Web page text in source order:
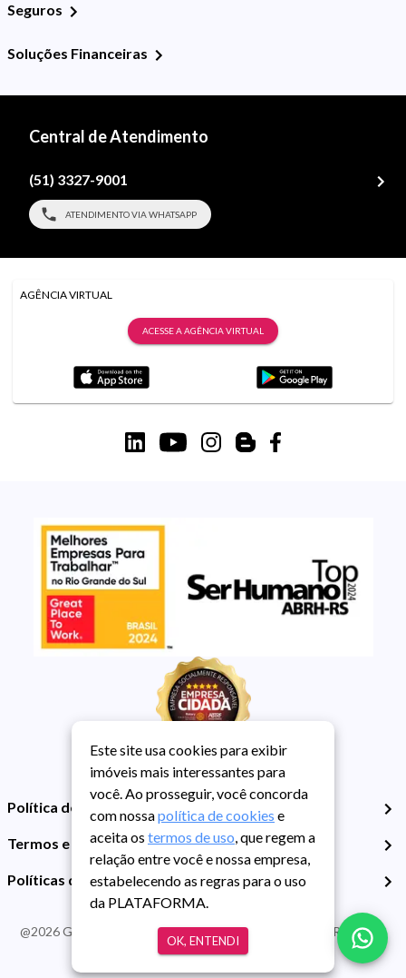
Seguros
Soluções Financeiras
Central de Atendimento
(51) 3327-9001
ATENDIMENTO VIA WHATSAPP
AGÊNCIA VIRTUAL
ACESSE A AGÊNCIA VIRTUAL
Política de Privacidade
Termos e Condições de Uso
Políticas de Cookies
@2026Guarida Imóvel. Todos os direitos reservados. CRECI RS -
413J | CNPJ Guarida: 89.398.606/0001-30
Este site usa cookies para exibir
imóveis mais interessantes para
você. Ao prosseguir, você concorda
com nossapolítica de cookies e
aceita os termos de uso, que regem a
relação entre você e nossa empresa,
estabelecendo as regras para o uso
da PLATAFORMA.
OK, ENTENDI